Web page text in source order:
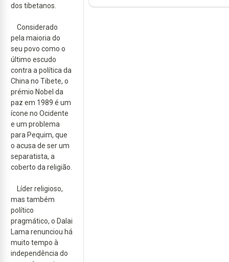
dos tibetanos.
Considerado
pela maioria do
seu povo como o
último escudo
contra a política da
China no Tibete, o
prémio Nobel da
paz em 1989 é um
ícone no Ocidente
e um problema
para Pequim, que
o acusa de ser um
separatista, a
coberto da religião.
Líder religioso,
mas também
político
pragmático, o Dalai
Lama renunciou há
muito tempo à
independência do